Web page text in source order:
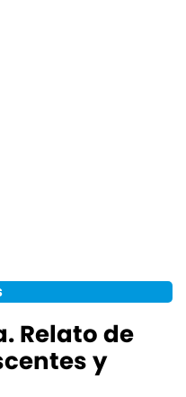
Relato de
y